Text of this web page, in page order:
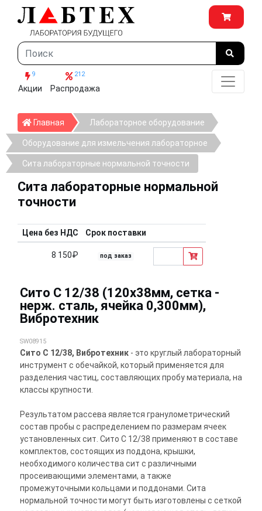
9
Акции
212
Распродажа
Главная ГлавнаяЛабораторное оборудование
Оборудование для измельчения лабораторное
Сита лабораторные нормальной точности
Сита лабораторные нормальной
точности
Цена без НДС Срок поставки
8 150₽ под заказ
Сито С 12/38 (120х38мм, сетка -
нерж. сталь, ячейка 0,300мм),
Вибротехник
SW08915
Сито С 12/38, Вибротехник - это круглый лабораторный
инструмент с обечайкой, который применяется для
разделения частиц, составляющих пробу материала, на
классы крупности.
Результатом рассева является гранулометрический
состав пробы с распределением по размерам ячеек
установленных сит. Сито С 12/38 применяют в составе
комплектов, состоящих из поддона, крышки,
необходимого количества сит с различными
просеивающими элементами, а также
промежуточными кольцами и поддонами. Сита
нормальной точности могут быть изготовлены с сеткой